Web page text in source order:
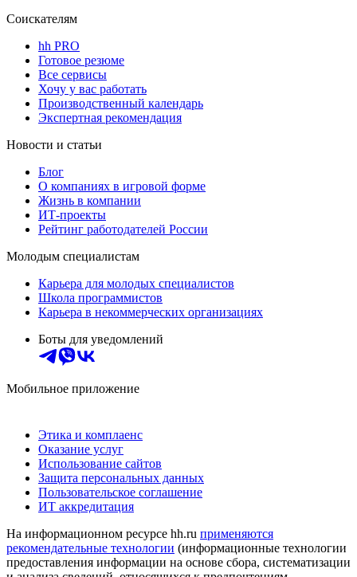
Соискателям
hh PRO
Готовое резюме
Все сервисы
Хочу у вас работать
Производственный календарь
Экспертная рекомендация
Новости и статьи
Блог
О компаниях в игровой форме
Жизнь в компании
ИТ-проекты
Рейтинг работодателей России
Молодым специалистам
Карьера для молодых специалистов
Школа программистов
Карьера в некоммерческих организациях
Боты для уведомлений
Мобильное приложение
Этика и комплаенс
Оказание услуг
Использование сайтов
Защита персональных данных
Пользовательское соглашение
ИТ аккредитация
На информационном ресурсе hh.ru применяются
рекомендательные технологии (информационные технологии
предоставления информации на основе сбора, систематизации